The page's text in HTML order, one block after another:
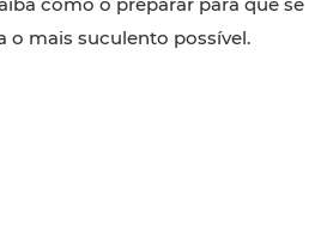
o mais suculento possível.